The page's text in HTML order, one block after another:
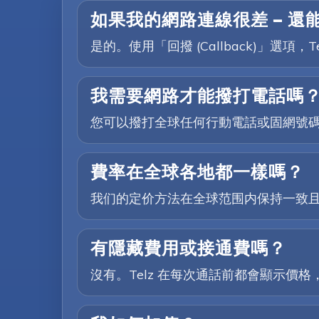
如果我的網路連線很差 — 還
是的。使用「回撥 (Callback)」選項，
我需要網路才能撥打電話嗎
您可以撥打全球任何行動電話或固網號
費率在全球各地都一樣嗎？
我们的定价方法在全球范围内保持一致
有隱藏費用或接通費嗎？
沒有。Telz 在每次通話前都會顯示價格